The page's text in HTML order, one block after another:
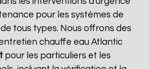
pour les systèmes de
tous types. Nous offrons des
chauffe eau Atlantic
pour les particuliers et les